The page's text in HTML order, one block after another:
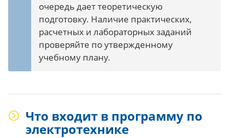
очередь дает теоретическую
подготовку. Наличие практических,
расчетных и лабораторных заданий
проверяйте по утвержденному
учебному плану.
Что входит в программу по
электротехнике